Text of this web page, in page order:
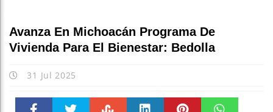
Avanza En Michoacán Programa De
Vivienda Para El Bienestar: Bedolla
31 Jul 2025